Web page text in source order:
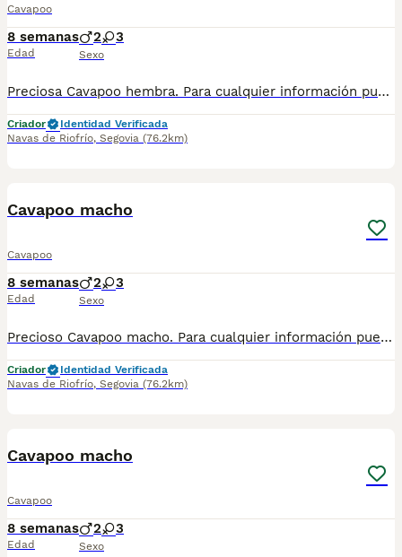
Cavapoo
8 semanas
Edad
2 3
Sexo
Preciosa Cavapoo hembra. Para cualquier información pueden contactar conmigo en el 632 109 444. Disponible para entregar ya.
Criador
Identidad Verificada
Navas de Riofrío, Segovia (76.2km)
Cavapoo macho
Cavapoo
8 semanas
Edad
2 3
Sexo
Precioso Cavapoo macho. Para cualquier información pueden contactar conmigo en el 632 109 444. Disponible para entregar ya.
Criador
Identidad Verificada
Navas de Riofrío, Segovia (76.2km)
Cavapoo macho
Cavapoo
8 semanas
Edad
2 3
Sexo